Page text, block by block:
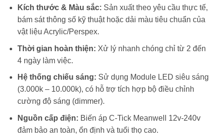
Kích thước & Màu sắc: Sản xuất theo yêu cầu thực tế,
bám sát thông số kỹ thuật hoặc dải màu tiêu chuẩn của
vật liệu Acrylic/Perspex.
Thời gian hoàn thiện: Xử lý nhanh chóng chỉ từ 2 đến
4 ngày làm việc.
Hệ thống chiếu sáng: Sử dụng Module LED siêu sáng
(3.000k – 10.000k), có hỗ trợ tích hợp bộ điều chỉnh
cường độ sáng (dimmer).
Nguồn cấp điện: Biến áp C-Tick Meanwell 12v-240v
đảm bảo an toàn, ổn định và tuổi thọ cao.